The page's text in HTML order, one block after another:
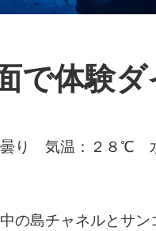
で体験
り 気温：２８℃
の島チャネルとサ